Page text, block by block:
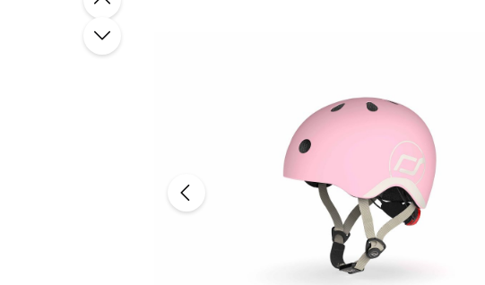
Bildergalerie überspringen